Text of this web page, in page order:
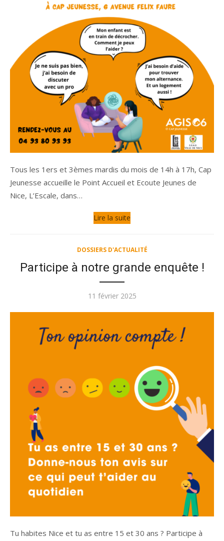
Tous les 1ers et 3èmes mardis du mois de 14h à 17h, Cap
Jeunesse accueille le Point Accueil et Ecoute Jeunes de
Nice, L’Escale, dans…
Lire la suite
DOSSIERS D'ACTUALITÉ
Participe à notre grande enquête !
Publié
11 février 2025
Tu habites Nice et tu as entre 15 et 30 ans ? Participe à